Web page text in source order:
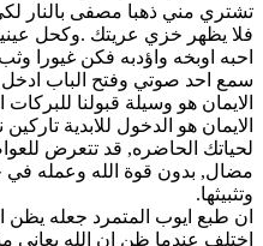
تشتري مني ذهبا مصفى بالنار
فلا يظهر خزي عريتك .وكحل
احبه اوبخه واؤدبه فكن غيورا
سمع احد صوتي وفتح الباب
الايمان هو وسيلة قبولنا للبركات اشعياء 55 :1
الايمان هو الدخول للابدية
لحياتك الحاضره, قد تتعرض
مضال, بدون قوة الله وعمله في
وتثبيثها.
ان طبع ايوب المتمرد جعله يظن
اختلف عندما ظن ان الله يعاني